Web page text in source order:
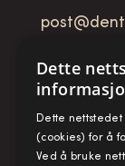
Telefon:
Fax: + 47
Dette
Dette
(cookies) for å
Ved å bruke